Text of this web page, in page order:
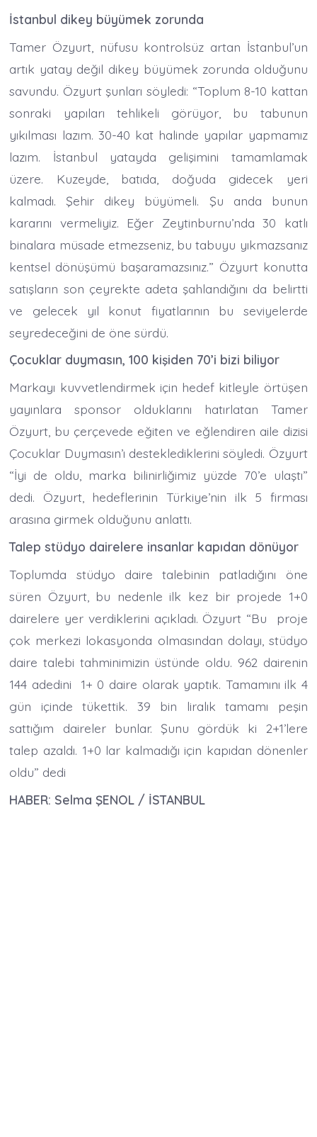
İstanbul dikey büyümek zorunda
Tamer Özyurt, nüfusu kontrolsüz artan İstanbul’un
artık yatay değil dikey büyümek zorunda olduğunu
savundu. Özyurt şunları söyledi: “Toplum 8-10 kattan
sonraki yapıları tehlikeli görüyor, bu tabunun
yıkılması lazım. 30-40 kat halinde yapılar yapmamız
lazım. İstanbul yatayda gelişimini tamamlamak
üzere. Kuzeyde, batıda, doğuda gidecek yeri
kalmadı. Şehir dikey büyümeli. Şu anda bunun
kararını vermeliyiz. Eğer Zeytinburnu’nda 30 katlı
binalara müsade etmezseniz, bu tabuyu yıkmazsanız
kentsel dönüşümü başaramazsınız.” Özyurt konutta
satışların son çeyrekte adeta şahlandığını da belirtti
ve gelecek yıl konut fiyatlarının bu seviyelerde
seyredeceğini de öne sürdü.
Çocuklar duymasın, 100 kişiden 70’i bizi biliyor
Markayı kuvvetlendirmek için hedef kitleyle örtüşen
yayınlara sponsor olduklarını hatırlatan Tamer
Özyurt, bu çerçevede eğiten ve eğlendiren aile dizisi
Çocuklar Duymasın’ı desteklediklerini söyledi. Özyurt
“İyi de oldu, marka bilinirliğimiz yüzde 70’e ulaştı”
dedi. Özyurt, hedeflerinin Türkiye’nin ilk 5 firması
arasına girmek olduğunu anlattı.
Talep stüdyo dairelere insanlar kapıdan dönüyor
Toplumda stüdyo daire talebinin patladığını öne
süren Özyurt, bu nedenle ilk kez bir projede 1+0
dairelere yer verdiklerini açıkladı. Özyurt “Bu proje
çok merkezi lokasyonda olmasından dolayı, stüdyo
daire talebi tahminimizin üstünde oldu. 962 dairenin
144 adedini 1+ 0 daire olarak yaptık. Tamamını ilk 4
gün içinde tükettik. 39 bin liralık tamamı peşin
sattığım daireler bunlar. Şunu gördük ki 2+1’lere
talep azaldı. 1+0 lar kalmadığı için kapıdan dönenler
oldu” dedi
HABER: Selma ŞENOL / İSTANBUL